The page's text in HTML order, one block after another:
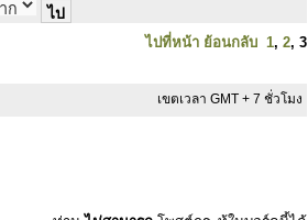
ไปที่หน้า ย้อนกลับ 1, 2, 3
เขตเวลา GMT + 7 ชั่วโมง